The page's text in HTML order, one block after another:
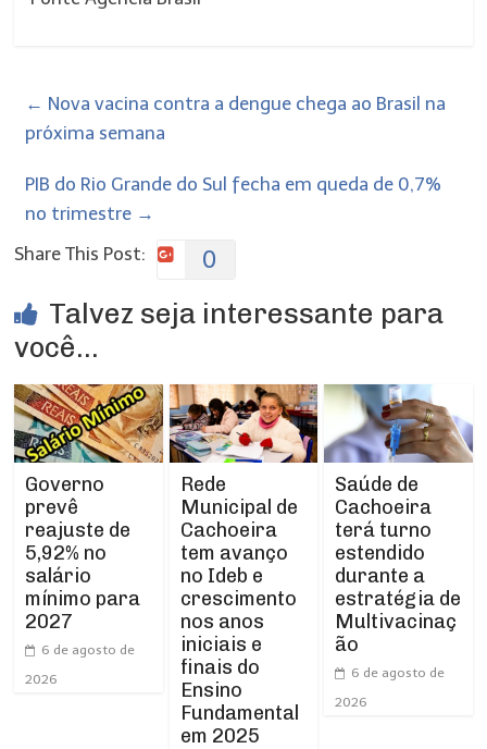
← Nova vacina contra a dengue chega ao Brasil na
próxima semana
PIB do Rio Grande do Sul fecha em queda de 0,7%
no trimestre →
Share This Post:
0
Talvez seja interessante para
você...
Governo
prevê
reajuste de
5,92% no
salário
mínimo para
2027
6 de agosto de
2026
Rede
Municipal de
Cachoeira
tem avanço
no Ideb e
crescimento
nos anos
iniciais e
finais do
Ensino
Fundamental
em 2025
Saúde de
Cachoeira
terá turno
estendido
durante a
estratégia de
Multivacinaç
ão
6 de agosto de
2026